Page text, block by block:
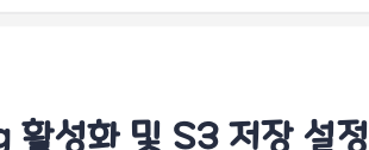
성화 및 S3 저장 설정